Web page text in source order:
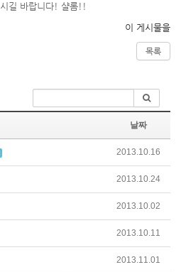
길 바랍니다! 샬롬!!
이 게시물을
목록
날짜
2013.10.16
2013.10.24
2013.10.02
2013.10.11
2013.11.01